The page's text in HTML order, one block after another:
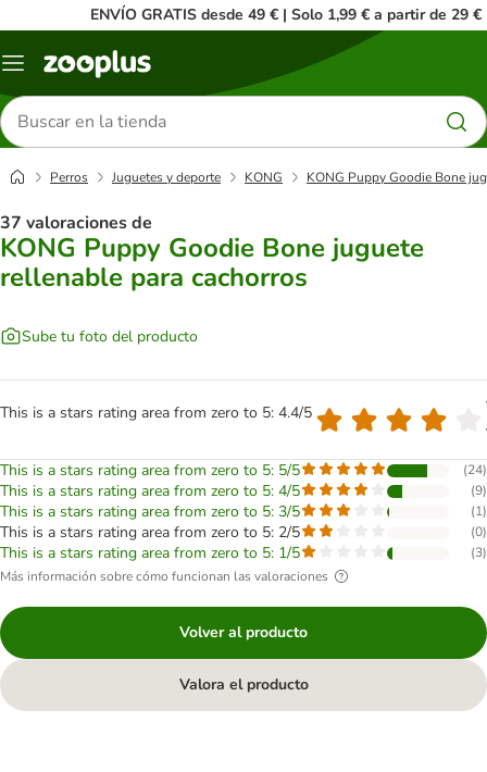
ENVÍO GRATIS desde 49 € | Solo 1,99 € a partir de 29 €
Menú
Buscar
productos
Perros Juguetes y deporte KONG KONG Puppy Goodie Bone
37 valoraciones de
KONG Puppy Goodie Bone juguete
rellenable para cachorros
Sube tu foto del producto
This is a stars rating area from zero to 5: 4.4/5
This is a stars rating area from zero to 5: 5/5 (24)
This is a stars rating area from zero to 5: 4/5 (9)
This is a stars rating area from zero to 5: 3/5 (1)
This is a stars rating area from zero to 5: 2/5 (0)
This is a stars rating area from zero to 5: 1/5 (3)
Más información sobre cómo funcionan las valoraciones
Volver al producto
Valora el producto